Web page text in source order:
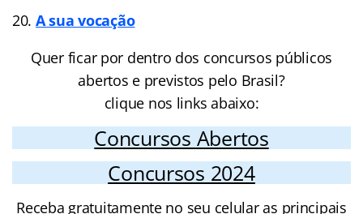
A sua vocação
Quer ficar por dentro dos concursos públicos
abertos e previstos pelo Brasil?
clique nos links abaixo:
Concursos Abertos
Concursos 2024
Receba gratuitamente no seu celular as principais